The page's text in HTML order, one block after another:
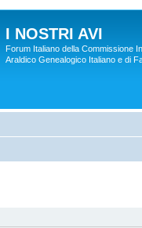
I NOSTRI AVI
Forum Italiano della Commissione
Araldico Genealogico Italiano e di